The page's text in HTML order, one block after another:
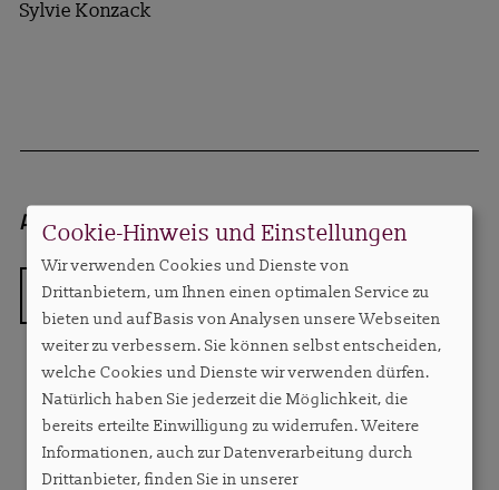
Sylvie Konzack
Autorin:Sylvie Konzack, Chefredakteurin
ZURÜCK
MEHR AUS DIESER RUBRIK
Cookie-Hinweis und Einstellungen
Wir verwenden Cookies und Dienste von
Drittanbietern, um Ihnen einen optimalen Service zu
bieten und auf Basis von Analysen unsere Webseiten
weiter zu verbessern. Sie können selbst entscheiden,
welche Cookies und Dienste wir verwenden dürfen.
Natürlich haben Sie jederzeit die Möglichkeit, die
bereits erteilte Einwilligung zu widerrufen. Weitere
Informationen, auch zur Datenverarbeitung durch
Drittanbieter, finden Sie in unserer